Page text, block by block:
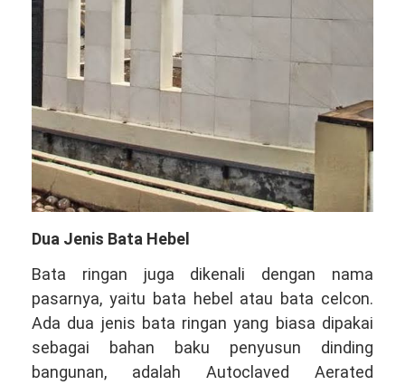
Dua Jenis Bata Hebel
Bata ringan juga dikenali dengan nama
pasarnya, yaitu bata hebel atau bata celcon.
Ada dua jenis bata ringan yang biasa dipakai
sebagai bahan baku penyusun dinding
bangunan, adalah Autoclaved Aerated